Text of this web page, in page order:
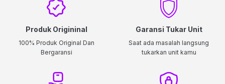
Produk Origininal
100% Produk Original Dan
Bergaransi
Garansi Tukar Unit
Saat ada masalah langsung
tukarkan unit kamu